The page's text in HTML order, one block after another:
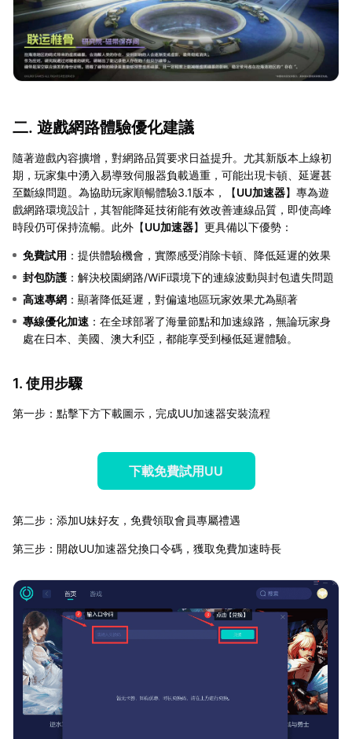
二. 遊戲網路體驗優化建議
隨著遊戲內容擴增，對網路品質要求日益提升。尤其新版本上線初
期，玩家集中湧入易導致伺服器負載過重，可能出現卡頓、延遲甚
至斷線問題。為協助玩家順暢體驗3.1版本，【UU加速器】專為遊
戲網路環境設計，其智能降延技術能有效改善連線品質，即使高峰
時段仍可保持流暢。此外【UU加速器】更具備以下優勢：
免費試用 ：提供體驗機會，實際感受消除卡頓、降低延遲的效果
封包防護 ：解決校園網路/WiFi環境下的連線波動與封包遺失問題
高速專網 ：顯著降低延遲，對偏遠地區玩家效果尤為顯著
專線優化加速 ：在全球部署了海量節點和加速線路，無論玩家身
處在日本、美國、澳大利亞，都能享受到極低延遲體驗。
1. 使用步驟
第一步：點擊下方下載圖示，完成UU加速器安裝流程
下載免費試用UU
第二步：添加U妹好友，免費領取會員專屬禮遇
第三步：開啟UU加速器兌換口令碼，獲取免費加速時長